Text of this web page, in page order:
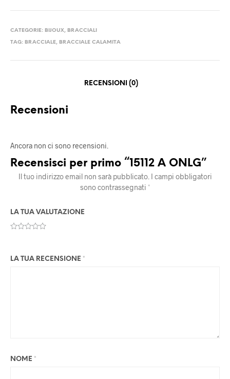
CATEGORIE: BIJOUX, BRACCIALI
TAG: BRACCIALE, BRACCIALE CALAMITA
RECENSIONI (0)
Recensioni
Ancora non ci sono recensioni.
Recensisci per primo “15112 A ONLG”
Il tuo indirizzo email non sarà pubblicato. I campi obbligatori
sono contrassegnati *
LA TUA VALUTAZIONE
LA TUA RECENSIONE *
NOME *